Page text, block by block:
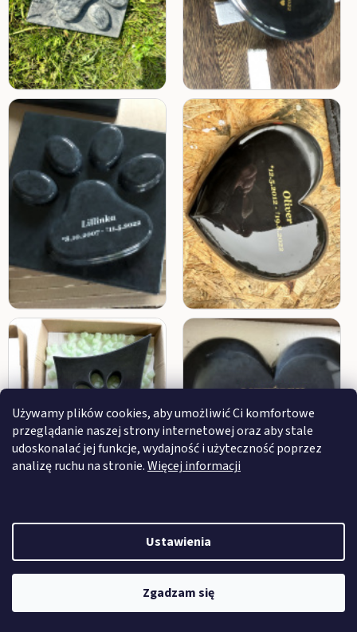
Używamy plików cookies, aby umożliwić Ci komfortowe
przeglądanie naszej strony internetowej oraz aby stale
udoskonalać jej funkcje, wydajność i użyteczność poprzez
analizę ruchu na stronie.Więcej informacji
Ustawienia
Zgadzam się